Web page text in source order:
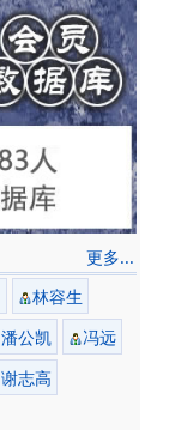
更多...
林容生
潘公凯
冯远
谢志高